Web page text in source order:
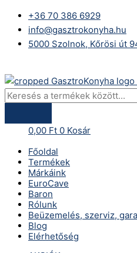
content
+36 70 386 6929
info@gasztrokonyha.hu
5000 Szolnok, Kőrösi út
search
0,00 Ft 0 Kosár
Főoldal
Termékek
Márkáink
EuroCave
Baron
Rólunk
Beüzemelés, szerviz,
Blog
Elérhetőség
tányérmosogató
gép
mosószer
ürítő
szivattyúval
és
801566
mennyiség